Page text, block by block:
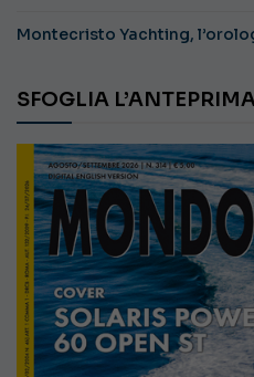
Montecristo Yachting,
SFOGLIA